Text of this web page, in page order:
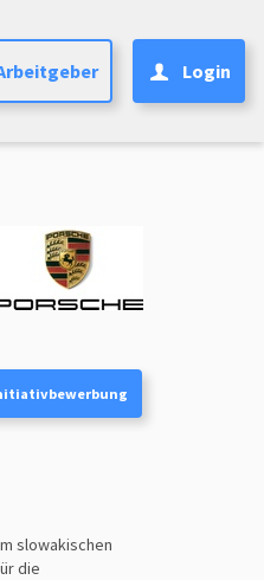
Login
slowakischen
die